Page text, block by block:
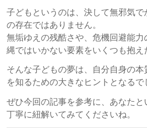
子どもというのは、決して無邪気で
の存在ではありません。
無垢ゆえの残酷さや、危機回避能力
縄ではいかない要素をいくつも抱え
そんな子どもの夢は、自分自身の本
を知るための大きなヒントとなるで
ぜひ今回の記事を参考に、あなたと
丁寧に紐解いてみてくださいね。